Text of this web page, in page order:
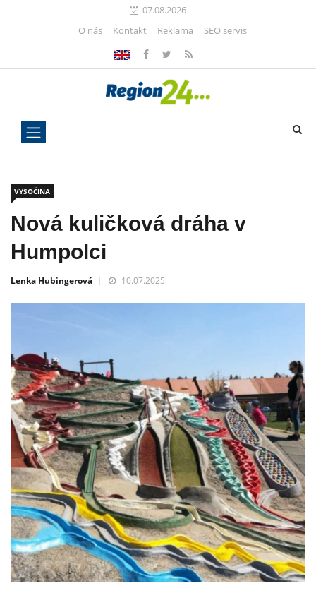
07.08.2026
O nás
Kontakt Reklama SEO servis
VYSOČINA
Nová kuličková dráha v
Humpolci
Lenka Hubingerová 10.07.2025